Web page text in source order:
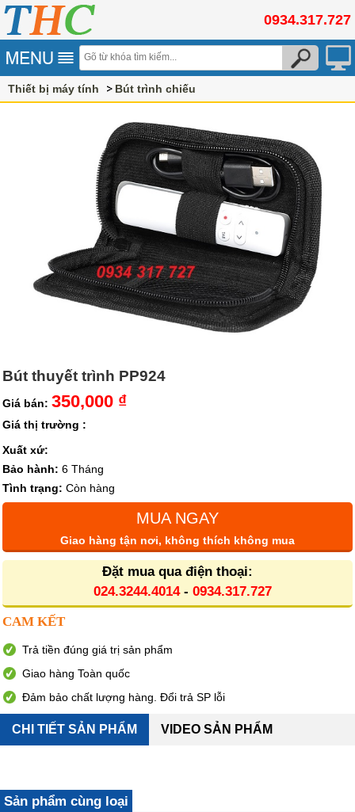
0934.317.727
Thiết bị máy tính Bút trình chiếu
Bút thuyết trình PP924
Giá bán: 350,000 ₫
Giá thị trường :
Xuất xứ:
Bảo hành: 6 Tháng
Tình trạng: Còn hàng
MUA NGAY
Giao hàng tận nơi, không thích không mua
Đặt mua qua điện thoại:
024.3244.4014- 0934.317.727
CAM KẾT
Trả tiền đúng giá trị sản phẩm
Giao hàng Toàn quốc
Đảm bảo chất lượng hàng. Đổi trả SP lỗi
CHI TIẾT SẢN PHẨM VIDEO SẢN PHẨM
Sản phẩm cùng loại